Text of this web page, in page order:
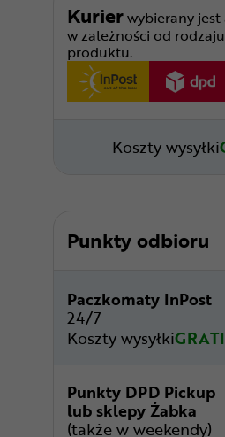
Kurierwybierany
w zależności od
produktu.
Koszty wysyłki
Punkty odbioru
Paczkomaty InPost
24/7
Koszty wysyłki
Punkty DPD Pickup
lub sklepy Żabka
(także w weekendy)